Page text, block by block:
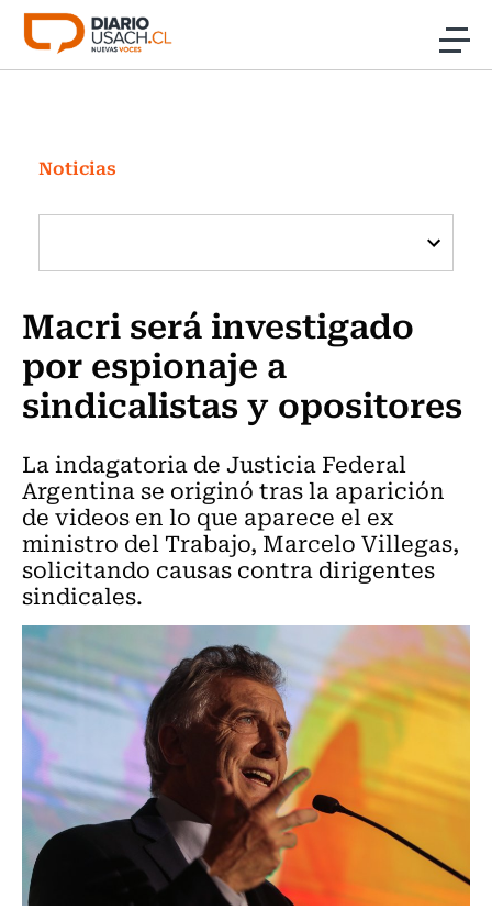
Click acá para ir directamente al contenido
Investigación
Cultura
Programas Radio y TV Usach
Noticias
Macri será investigado
por espionaje a
sindicalistas y opositores
La indagatoria de Justicia Federal
Argentina se originó tras la aparición
de videos en lo que aparece el ex
ministro del Trabajo, Marcelo Villegas,
solicitando causas contra dirigentes
sindicales.